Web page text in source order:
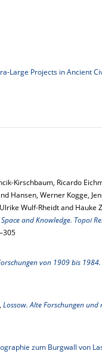
Large Projects in Ancient
Kirschbaum, Ricardo
Hansen, Werner Kogge,
Wulf-Rheidt and Hauke
Space and Knowledge. Topoi
von 1909 bis
Lossow. Alte Forschungen
zum Burgwall von